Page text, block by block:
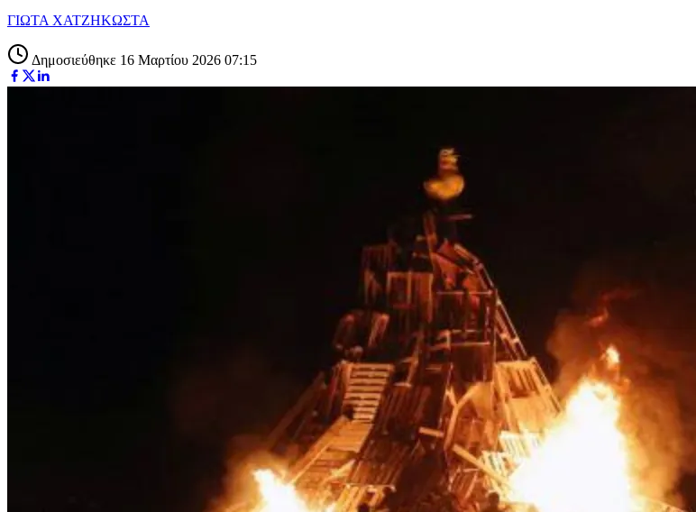
ΓΙΩΤΑ ΧΑΤΖΗΚΩΣΤΑ
Δημοσιεύθηκε 16 Μαρτίου 2026 07:15